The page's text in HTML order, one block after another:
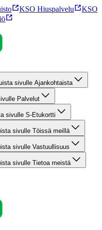
KSO Hiuspalvelu
KSO
sivulle Ajankohtaista
Palvelut
sivulle S-Etukortti
sivulle Töissä meillä
sivulle Vastuullisuus
sivulle Tietoa meistä